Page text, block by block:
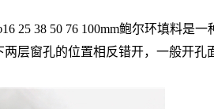
38 50 76 100mm鲍尔环填料是
层窗孔的位置相反错开，一般开